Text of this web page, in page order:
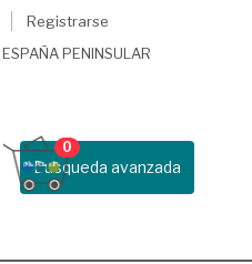
Registrarse
ESPAÑA PENINSULAR
Busqueda avanzada
0